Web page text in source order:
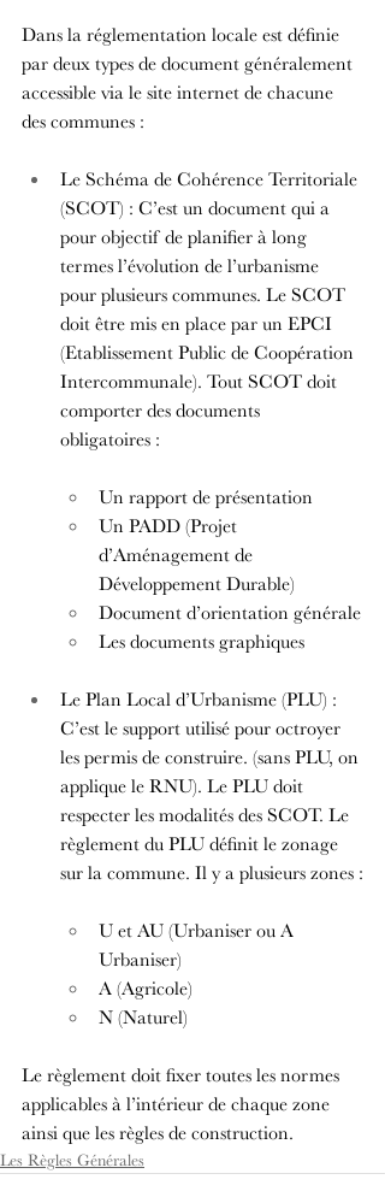
Dans la réglementation locale est définie
par deux types de document généralement
accessible via le site internet de chacune
des communes :
Le Schéma de Cohérence Territoriale
(SCOT) : C’est un document qui a
pour objectif de planifier à long
termes l’évolution de l’urbanisme
pour plusieurs communes. Le SCOT
doit être mis en place par un EPCI
(Etablissement Public de Coopération
Intercommunale). Tout SCOT doit
comporter des documents
obligatoires :
Un rapport de présentation
Un PADD (Projet
d’Aménagement de
Développement Durable)
Document d’orientation générale
Les documents graphiques
Le Plan Local d’Urbanisme (PLU) :
C’est le support utilisé pour octroyer
les permis de construire. (sans PLU, on
applique le RNU). Le PLU doit
respecter les modalités des SCOT. Le
règlement du PLU définit le zonage
sur la commune. Il y a plusieurs zones :
U et AU (Urbaniser ou A
Urbaniser)
A (Agricole)
N (Naturel)
Le règlement doit fixer toutes les normes
applicables à l’intérieur de chaque zone
ainsi que les règles de construction.
Les Règles Générales